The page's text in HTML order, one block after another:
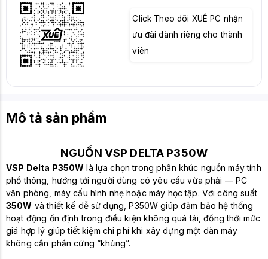
Click Theo dõi XUÊ PC nhận
ưu đãi dành riêng cho thành
viên
Mô tả sản phẩm
NGUỒN VSP DELTA P350W
VSP Delta P350W là lựa chọn trong phân khúc nguồn máy tính
phổ thông, hướng tới người dùng có yêu cầu vừa phải — PC
văn phòng, máy cấu hình nhẹ hoặc máy học tập. Với công suất
350W và thiết kế dễ sử dụng, P350W giúp đảm bảo hệ thống
hoạt động ổn định trong điều kiện không quá tải, đồng thời mức
giá hợp lý giúp tiết kiệm chi phí khi xây dựng một dàn máy
không cần phần cứng “khủng”.